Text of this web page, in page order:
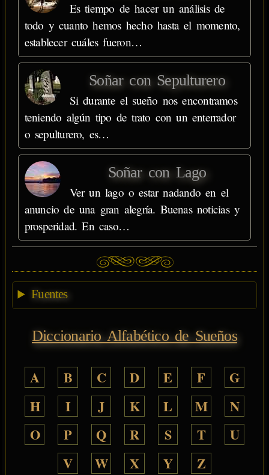
Es tiempo de hacer un análisis de
todo y cuanto hemos hecho hasta el momento,
establecer cuáles fueron…
Soñar con Sepulturero
Si durante el sueño nos encontramos
teniendo algún tipo de trato con un enterrador
o sepulturero, es…
Soñar con Lago
Ver un lago o estar nadando en el
anuncio de una gran alegría. Buenas noticias y
prosperidad. En caso…
Fuentes
Diccionario Alfabético de Sueños
A B C D E F
G
H
I J K L M
N
O
P Q R S T
U
V
W X Y Z